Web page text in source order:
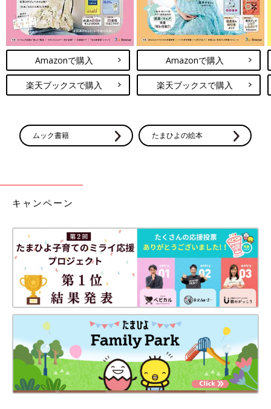
Amazonで購入
楽天ブックスで購入
Amazonで購入
楽天ブックスで購入
ムック書籍 たまひよの絵本
キャンペーン